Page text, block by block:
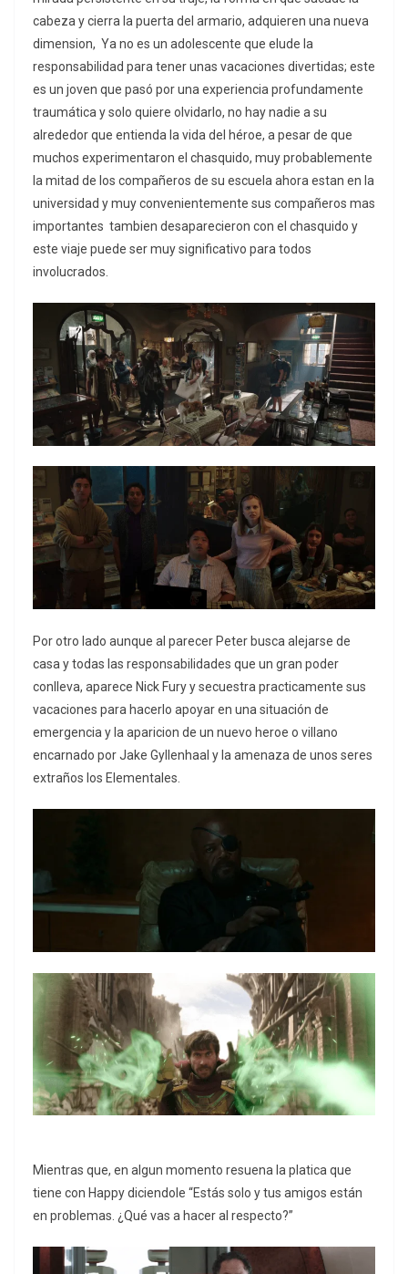
cabeza y cierra la puerta del armario, adquieren una nueva
dimension, Ya no es un adolescente que elude la
responsabilidad para tener unas vacaciones divertidas; este
es un joven que pasó por una experiencia profundamente
traumática y solo quiere olvidarlo, no hay nadie a su
alrededor que entienda la vida del héroe, a pesar de que
muchos experimentaron el chasquido, muy probablemente
la mitad de los compañeros de su escuela ahora estan en la
universidad y muy convenientemente sus compañeros mas
importantes tambien desaparecieron con el chasquido y
este viaje puede ser muy significativo para todos
involucrados.
Por otro lado aunque al parecer Peter busca alejarse de
casa y todas las responsabilidades que un gran poder
conlleva, aparece Nick Fury y secuestra practicamente sus
vacaciones para hacerlo apoyar en una situación de
emergencia y la aparicion de un nuevo heroe o villano
encarnado por Jake Gyllenhaal y la amenaza de unos seres
extraños los Elementales.
Mientras que, en algun momento resuena la platica que
tiene con Happy diciendole “Estás solo y tus amigos están
en problemas. ¿Qué vas a hacer al respecto?”